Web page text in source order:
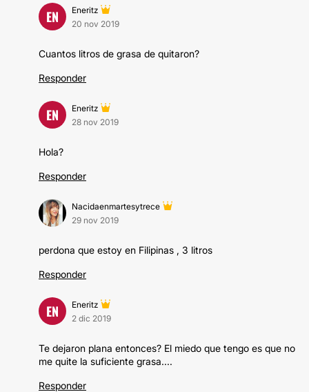
EN
Eneritz
20 nov 2019
Cuantos litros de grasa de quitaron?
Responder
EN
Eneritz
28 nov 2019
Hola?
Responder
Nacidaenmartesytrece
29 nov 2019
perdona que estoy en Filipinas , 3 litros
Responder
EN
Eneritz
2 dic 2019
Te dejaron plana entonces? El miedo que tengo es que no
me quite la suficiente grasa....
Responder